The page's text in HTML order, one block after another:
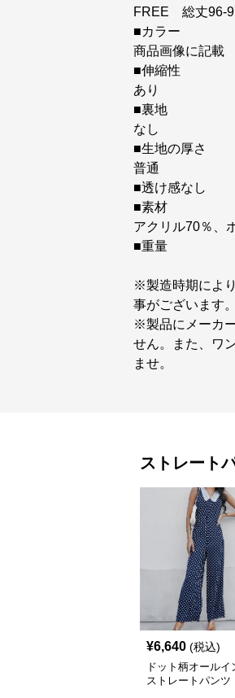
FREE 総丈96-
■カラー
商品画像に記載
■伸縮性
あり
■裏地
なし
■生地の厚さ
普通
■透け感なし
■素材
アクリル70％、
■重量
※製造時期によ
事がございます
※製品にメーカ
せん。また、ワ
ませ。
ストレート
¥6,640 (税込)
ドット柄オールイ
ストレートパンツ